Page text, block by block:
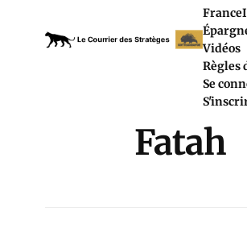
France
Vidéos
Règles
Se
Fatah